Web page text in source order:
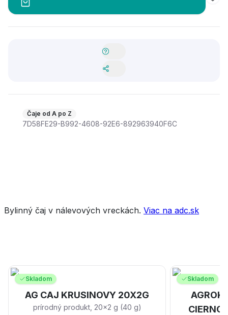
Čaje od A po Z
7D58FE29-B992-4608-92E6-892963940F6C
Bylinný čaj v nálevových vreckách. Viac na adc.sk
Skladom
AG CAJ KRUSINOVY 20X2G
prírodný produkt, 20x2 g (40 g)
Skladom